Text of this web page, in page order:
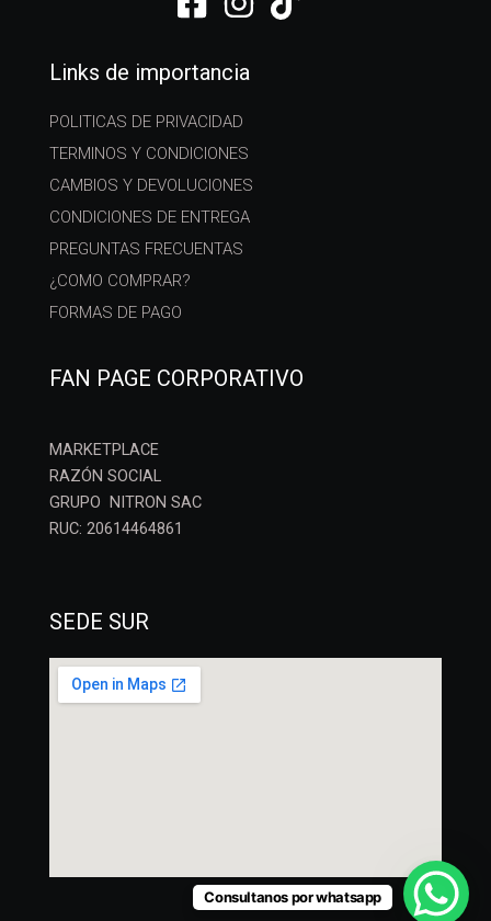
Links de importancia
POLITICAS DE PRIVACIDAD
TERMINOS Y CONDICIONES
CAMBIOS Y DEVOLUCIONES
CONDICIONES DE ENTREGA
PREGUNTAS FRECUENTAS
¿COMO COMPRAR?
FORMAS DE PAGO
FAN PAGE CORPORATIVO
MARKETPLACE
RAZÓN SOCIAL
GRUPO NITRON SAC
RUC: 20614464861
SEDE SUR
Consultanos por whatsapp